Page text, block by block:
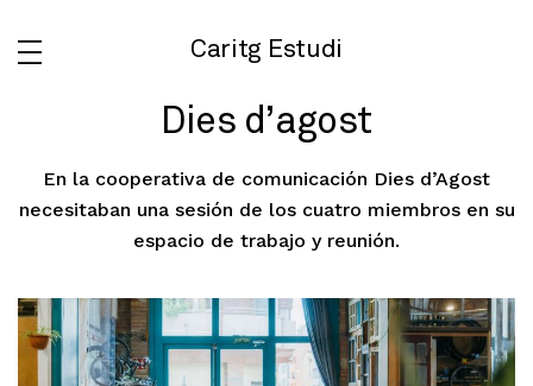
Caritg Estudi
Dies d’agost
En la cooperativa de comunicación Dies d’Agost
necesitaban una sesión de los cuatro miembros en su
espacio de trabajo y reunión.